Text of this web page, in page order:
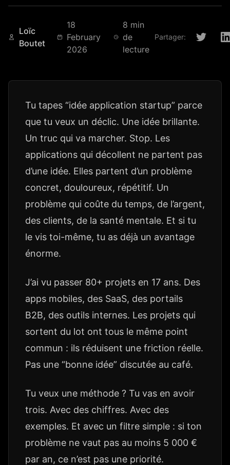
Loïc
Boutet
18
February
2026
8 min
de
lecture
Partager:
Tu tapes “idée application startup” parce
que tu veux un déclic. Une idée brillante.
Un truc qui va marcher. Stop. Les
applications qui décollent ne partent pas
d’une idée. Elles partent d’un problème
concret, douloureux, répétitif. Un
problème qui coûte du temps, de l’argent,
des clients, de la santé mentale. Et si tu
le vis toi-même, tu as déjà un avantage
énorme.
J’ai vu passer 80+ projets en 17 ans. Des
apps mobiles, des SaaS, des portails
B2B, des outils internes. Les projets qui
sortent du lot ont tous le même point
commun : ils réduisent une friction réelle.
Pas une “bonne idée” discutée au café.
Tu veux une méthode ? Tu vas en avoir
trois. Avec des chiffres. Avec des
exemples. Et avec un filtre simple : si ton
problème ne vaut pas au moins 5 000 €
par an, ce n’est pas une priorité.